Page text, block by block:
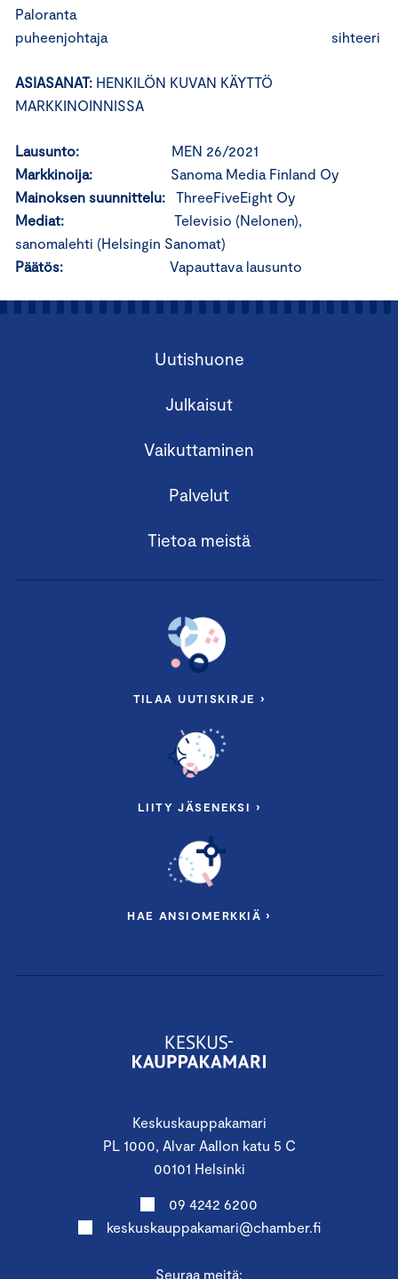
Paloranta
puheenjohtaja sihteeri
ASIASANAT: HENKILÖN KUVAN KÄYTTÖ
MARKKINOINNISSA
Lausunto: MEN 26/2021
Markkinoija: Sanoma Media Finland Oy
Mainoksen suunnittelu: ThreeFiveEight Oy
Mediat: Televisio (Nelonen),
sanomalehti (Helsingin Sanomat)
Päätös: Vapauttava lausunto
Keskuskauppakamari
PL 1000, Alvar Aallon katu 5 C
00101 Helsinki
09 4242 6200
keskuskauppakamari@chamber.fi
Seuraa meitä:
Uutishuone
Julkaisut
Vaikuttaminen
Palvelut
Tietoa meistä
TILAA UUTISKIRJE ›
LIITY JÄSENEKSI ›
HAE ANSIOMERKKIÄ ›